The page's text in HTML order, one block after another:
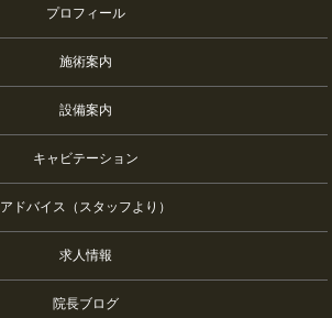
プロフィール
施術案内
設備案内
キャビテーション
アドバイス（スタッフより）
求人情報
院長ブログ